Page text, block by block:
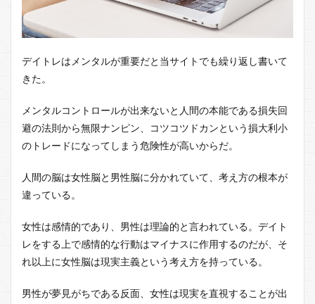
デイトレはメンタルが重要だと当サイトでも繰り返し書いて
きた。
メンタルコントロールが出来ないと人間の本能である損失回
避の法則から無限ナンピン、コツコツドカンという損大利小
のトレードになってしまう危険性が高いからだ。
人間の脳は女性脳と男性脳に分かれていて、考え方の根本が
違っている。
女性は感情的であり、男性は理論的と言われている。デイト
レをする上で感情的な行動はマイナスに作用するのだが、そ
れ以上に女性脳は現実主義という考え方を持っている。
男性が夢見がちである反面、女性は現実を直視することが出